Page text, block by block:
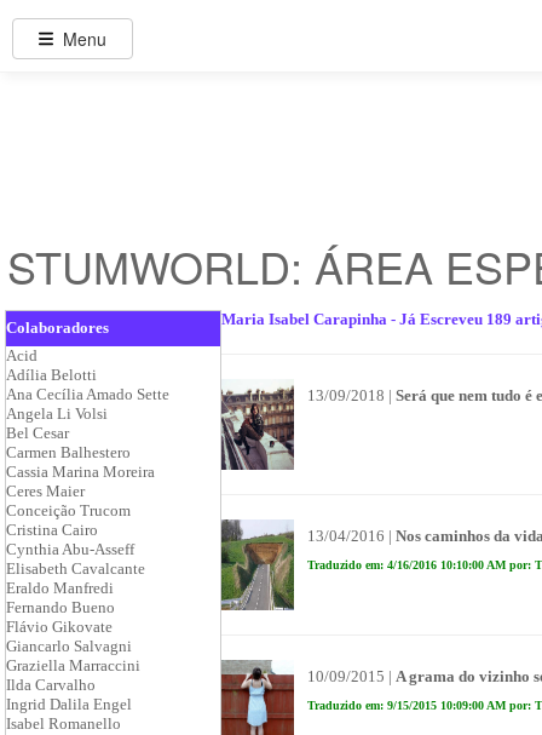
STUMWORLD: ÁREA
Colaboradores
Acid
Adília Belotti
Ana Cecília Amado Sette
Angela Li Volsi
Bel Cesar
Carmen Balhestero
Cassia Marina Moreira
Ceres Maier
Conceição Trucom
Cristina Cairo
Cynthia Abu-Asseff
Elisabeth Cavalcante
Eraldo Manfredi
Fernando Bueno
Flávio Gikovate
Giancarlo Salvagni
Graziella Marraccini
Ilda Carvalho
Ingrid Dalila Engel
Isabel Romanello
Maria Isabel Carapinha - Já Escreveu 189
13/09/2018 | Será que nem tudo é
13/04/2016 | Nos caminhos da
Traduzido em: 4/16/2016 10:10:00 AM por:
10/09/2015 | A grama do vizinho
Traduzido em: 9/15/2015 10:09:00 AM por:
Menu